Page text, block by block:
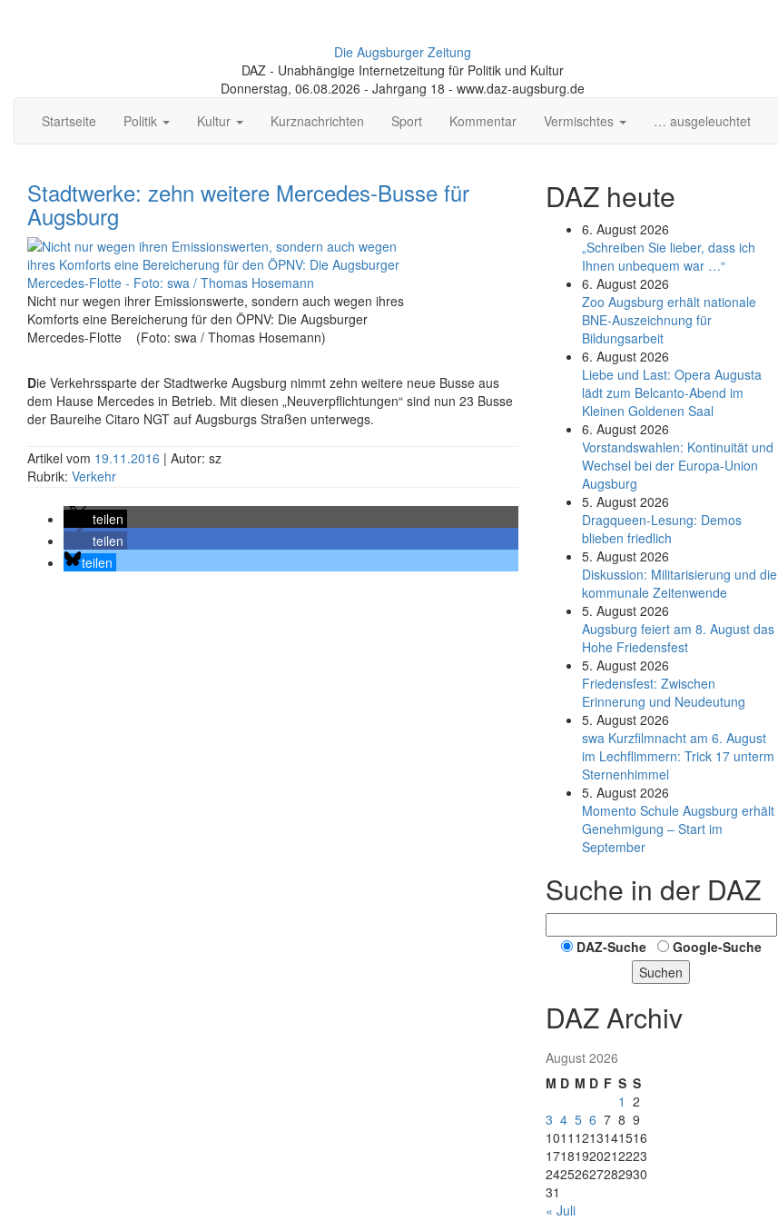
Die Augsburger Zeitung
DAZ - Unabhängige Internetzeitung für Politik und Kultur
Donnerstag, 06.08.2026 - Jahrgang 18 - www.daz-augsburg.de
Startseite
Politik Kultur Kurznachrichten Sport Kommentar Vermischtes … ausgeleuchtet
Stadtwerke: zehn weitere Mercedes-Busse für
Augsburg
Nicht nur wegen ihrer Emissionswerte, sondern auch wegen ihres
Komforts eine Bereicherung für den ÖPNV: Die Augsburger
Mercedes-Flotte (Foto: swa / Thomas Hosemann)
Die Verkehrssparte der Stadtwerke Augsburg nimmt zehn weitere neue Busse aus
dem Hause Mercedes in Betrieb. Mit diesen „Neuverpflichtungen“ sind nun 23 Busse
der Baureihe Citaro NGT auf Augsburgs Straßen unterwegs.
Artikel vom 19.11.2016 | Autor: sz
Rubrik: Verkehr
teilen
teilen
teilen
DAZ heute
6. August 2026
„Schreiben Sie lieber, dass ich
Ihnen unbequem war …“
6. August 2026
Zoo Augsburg erhält nationale
BNE-Auszeichnung für
Bildungsarbeit
6. August 2026
Liebe und Last: Opera Augusta
lädt zum Belcanto-Abend im
Kleinen Goldenen Saal
6. August 2026
Vorstandswahlen: Kontinuität und
Wechsel bei der Europa-Union
Augsburg
5. August 2026
Dragqueen-Lesung: Demos
blieben friedlich
5. August 2026
Diskussion: Mi­li­ta­ri­sie­rung und die
kommunale Zeitenwende
5. August 2026
Augsburg feiert am 8. August das
Hohe Friedensfest
5. August 2026
Friedensfest: Zwischen
Erinnerung und Neudeutung
5. August 2026
swa Kurz­film­nacht am 6. August
im Lech­flim­mern: Trick 17 unterm
Sternen­himmel
5. August 2026
Momento Schule Augsburg erhält
Genehmigung – Start im
September
Suche in der DAZ
DAZ-Suche
Google-Suche
Suchen
DAZ Archiv
August 2026
M D M D F S S
1 2
3 4 5 6 7 8 9
1011 1213141516
17181920212223
24252627282930
31
« Juli